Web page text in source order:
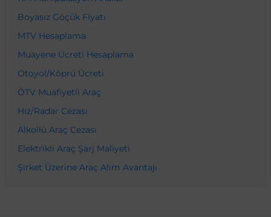
Boyasız Göçük Fiyatı
MTV Hesaplama
Muayene Ücreti Hesaplama
Otoyol/Köprü Ücreti
ÖTV Muafiyetli Araç
Hız/Radar Cezası
Alkollü Araç Cezası
Elektrikli Araç Şarj Maliyeti
Şirket Üzerine Araç Alım Avantajı